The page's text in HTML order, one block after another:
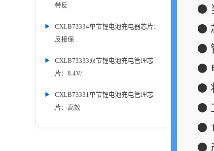
带反
CXLB73334单节锂电池充电器芯片：
反接保
CXLB73333双节锂电池充电管理芯
片：8.4V/
CXLB73331单节锂电池充电管理芯
片：高效
⚫
⚫
⚫
⚫
⚫
⚫
⚫
⚫